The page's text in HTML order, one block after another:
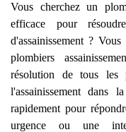
Vous cherchez un
efficace pour
d'assainissement ?
plombiers
résolution de tous
l'assainissement dans
rapidement pour
urgence ou une